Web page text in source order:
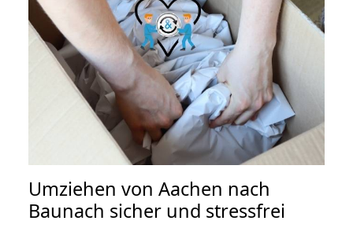
Umziehen von Aachen nach
Baunach sicher und stressfrei